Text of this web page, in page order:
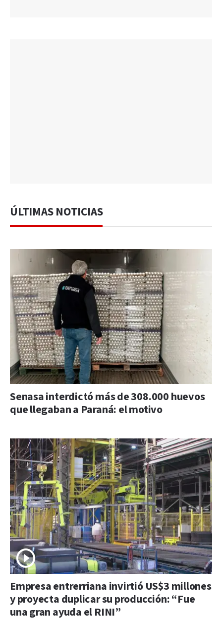
ÚLTIMAS NOTICIAS
Senasa interdictó más de 308.000 huevos
que llegaban a Paraná: el motivo
Empresa entrerriana invirtió US$3 millones
y proyecta duplicar su producción: “Fue
una gran ayuda el RINI”